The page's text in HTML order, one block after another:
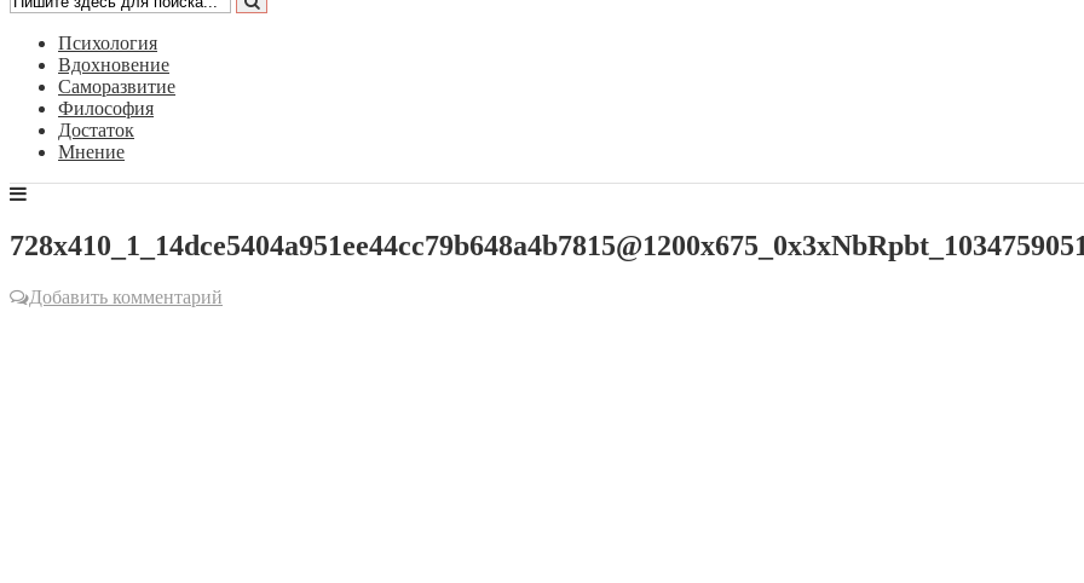
Психология
Вдохновение
Саморазвитие
Философия
Достаток
Мнение
Добавить комментарий